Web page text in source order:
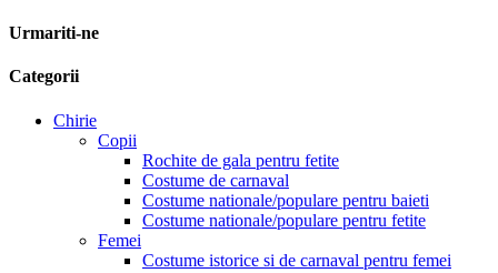
Urmariti-ne
Categorii
Chirie
Copii
Rochite de gala pentru fetite
Costume de carnaval
Costume nationale/populare pentru baieti
Costume nationale/populare pentru fetite
Femei
Costume istorice si de carnaval pentru femei